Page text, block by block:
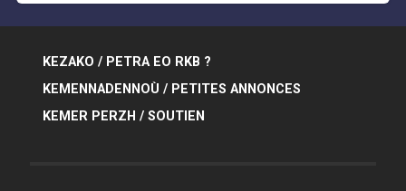
KEZAKO / PETRA EO RKB ?
KEMENNADENNOÙ / PETITES ANNONCES
KEMER PERZH / SOUTIEN